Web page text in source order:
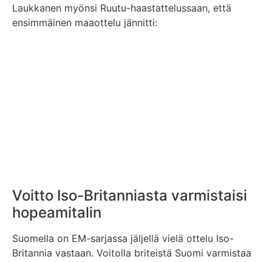
Laukkanen myönsi Ruutu-haastattelussaan, että
ensimmäinen maaottelu jännitti:
Voitto Iso-Britanniasta varmistaisi
hopeamitalin
Suomella on EM-sarjassa jäljellä vielä ottelu Iso-
Britannia vastaan. Voitolla briteistä Suomi varmistaa